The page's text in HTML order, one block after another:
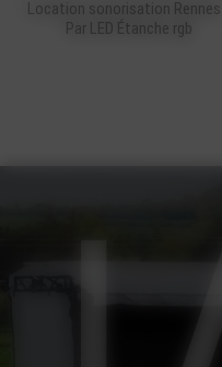
Location sonorisation Rennes -
Par LED Étanche rgb